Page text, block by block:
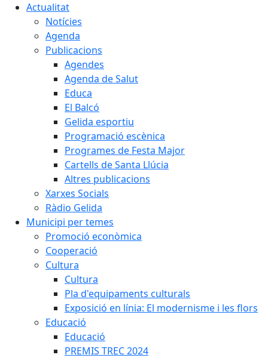
Actualitat
Notícies
Agenda
Publicacions
Agendes
Agenda de Salut
Educa
El Balcó
Gelida esportiu
Programació escènica
Programes de Festa Major
Cartells de Santa Llúcia
Altres publicacions
Xarxes Socials
Ràdio Gelida
Municipi per temes
Promoció econòmica
Cooperació
Cultura
Cultura
Pla d'equipaments culturals
Exposició en línia: El modernisme i les flors
Educació
Educació
PREMIS TREC 2024